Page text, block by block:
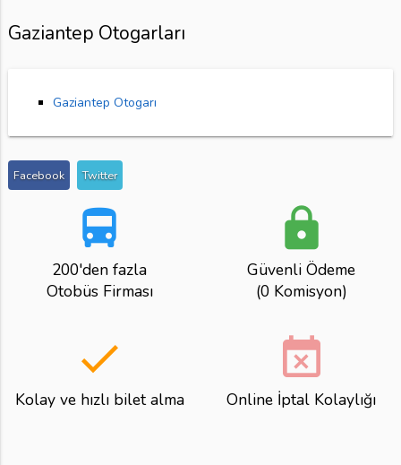
Gaziantep Otogarları
Gaziantep Otogarı
Facebook Twitter
directions_bus
200'den fazla
Otobüs Firması
lock
Güvenli Ödeme
(0 Komisyon)
done
Kolay ve hızlı bilet alma
event_busy
Online İptal Kolaylığı